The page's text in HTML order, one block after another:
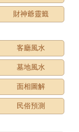
財神爺靈籤
客廳風水
墓地風水
面相圖解
民俗預測